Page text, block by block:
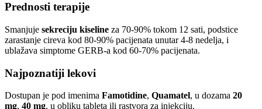
Prednosti terapije
Smanjuje sekreciju kiseline za 70-90% tokom 12 sati, podstice
zarastanje cireva kod 80-90% pacijenata unutar 4-8 nedelja, i
ublažava simptome GERB-a kod 60-70% pacijenata.
Najpoznatiji lekovi
Dostupan je pod imenima Famotidine, Quamatel, u dozama 20
mg, 40 mg, u obliku tableta ili rastvora za injekciju.